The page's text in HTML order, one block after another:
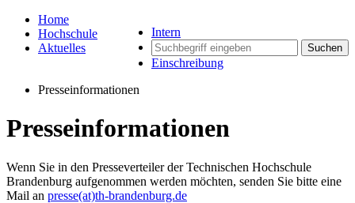
Intern
Suchen
Einschreibung
Home
Hochschule
Aktuelles
Presseinformationen
Presseinformationen
Wenn Sie in den Presseverteiler der Technischen Hochschule
Brandenburg aufgenommen werden möchten, senden Sie bitte eine
Mail an presse(at)th-brandenburg.de